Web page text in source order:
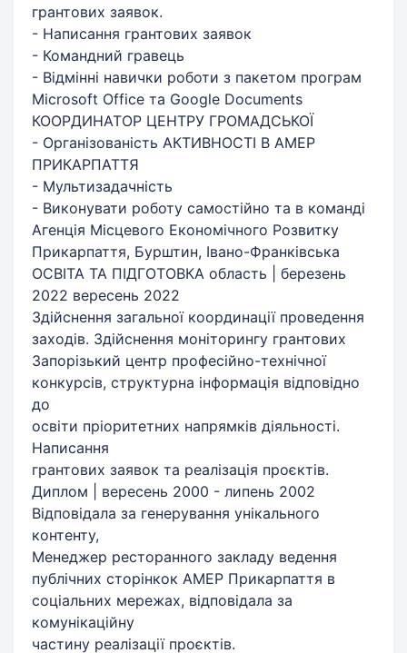
грантових заявок.
- Написання грантових заявок
- Командний гравець
- Відмінні навички роботи з пакетом програм
Microsoft Office та Google Documents
КООРДИНАТОР ЦЕНТРУ ГРОМАДСЬКОЇ
- Організованість АКТИВНОСТІ В АМЕР
ПРИКАРПАТТЯ
- Мультизадачність
- Виконувати роботу самостійно та в команді
Агенція Місцевого Економічного Розвитку
Прикарпаття, Бурштин, Івано-Франківська
ОСВІТА ТА ПІДГОТОВКА область | березень
2022 вересень 2022
Здійснення загальної координації проведення
заходів. Здійснення моніторингу грантових
Запорізький центр професійно-технічної
конкурсів, структурна інформація відповідно
до
освіти пріоритетних напрямків діяльності.
Написання
грантових заявок та реалізація проєктів.
Диплом | вересень 2000 - липень 2002
Відповідала за генерування унікального
контенту,
Менеджер ресторанного закладу ведення
публічних сторінкок АМЕР Прикарпаття в
соціальних мережах, відповідала за
комунікаційну
частину реалізації проєктів.